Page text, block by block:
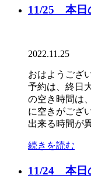
11/25 本日
2022.11.25
おはようござ
予約は、終日
の空き時間は
に空きがござ
出来る時間が
続きを読む
11/24 本日